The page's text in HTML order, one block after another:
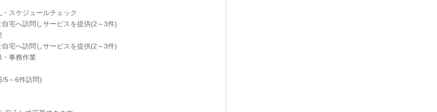
スケジュールチェック
宅へ訪問しサービスを提供(2～3件)
宅へ訪問しサービスを提供(2～3件)
事務作業
5～6件訪問)